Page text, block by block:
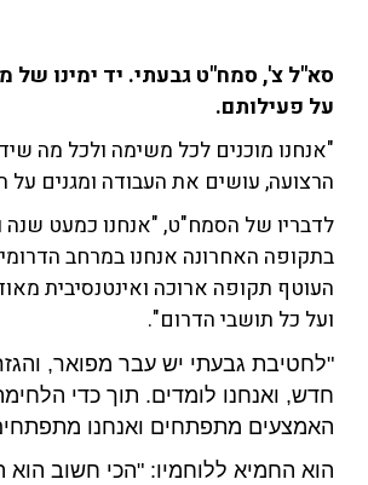
על פעילותם.
"אנחנו מוכנים לכל משימה ולכל מה
הרצועה, עושים את העבודה ומגנים על
לדבריו של הסמח"ט, "אנחנו כמעט שנה
בתקופה האחרונה אנחנו במרחב
העוטף תקופה ארוכה ואינטנסיבית
ועל כל תושבי הדרום".
"לחטיבת גבעתי יש עבר מפואר,
חדש, ואנחנו לומדים. תוך כדי
האמצעים מתפתחים ואנחנו
הוא החמיא ללוחמיו: "הכי חשוב